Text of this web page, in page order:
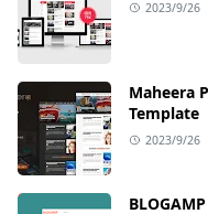
2023/9/26
Maheera
Template
2023/9/26